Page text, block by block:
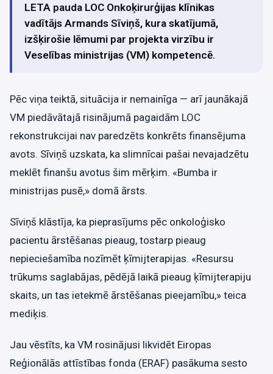
LETA pauda LOC Onkoķirurģijas klīnikas
vadītājs Armands Sīviņš, kura skatījumā,
izšķirošie lēmumi par projekta virzību ir
Veselības ministrijas (VM) kompetencē.
Pēc viņa teiktā, situācija ir nemainīga — arī jaunākajā
VM piedāvātajā risinājumā pagaidām LOC
rekonstrukcijai nav paredzēts konkrēts finansējuma
avots. Sīviņš uzskata, ka slimnīcai pašai nevajadzētu
meklēt finanšu avotus šim mērķim. «Bumba ir
ministrijas pusē,» domā ārsts.
Sīviņš klāstīja, ka pieprasījums pēc onkoloģisko
pacientu ārstēšanas pieaug, tostarp pieaug
nepieciešamība nozīmēt ķīmijterapijas. «Resursu
trūkums saglabājas, pēdējā laikā pieaug ķīmijterapiju
skaits, un tas ietekmē ārstēšanas pieejamību,» teica
mediķis.
Jau vēstīts, ka VM rosinājusi likvidēt Eiropas
Reģionālās attīstības fonda (ERAF) pasākuma sesto